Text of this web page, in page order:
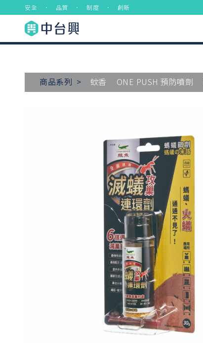
安全 ． 品質 ． 制度 ． 創新
商品系列 > 蚊香 ONE PUSH 預防噴劑